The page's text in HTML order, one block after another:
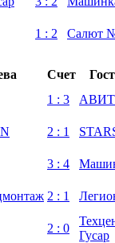
1 : 2
Салют
Счет
1 : 3
2 : 1
3 : 4
2 : 1
2 : 0
Гусар